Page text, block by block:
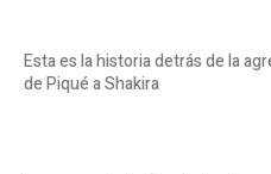
Esta es la historia detrás de la
de Piqué a Shakira